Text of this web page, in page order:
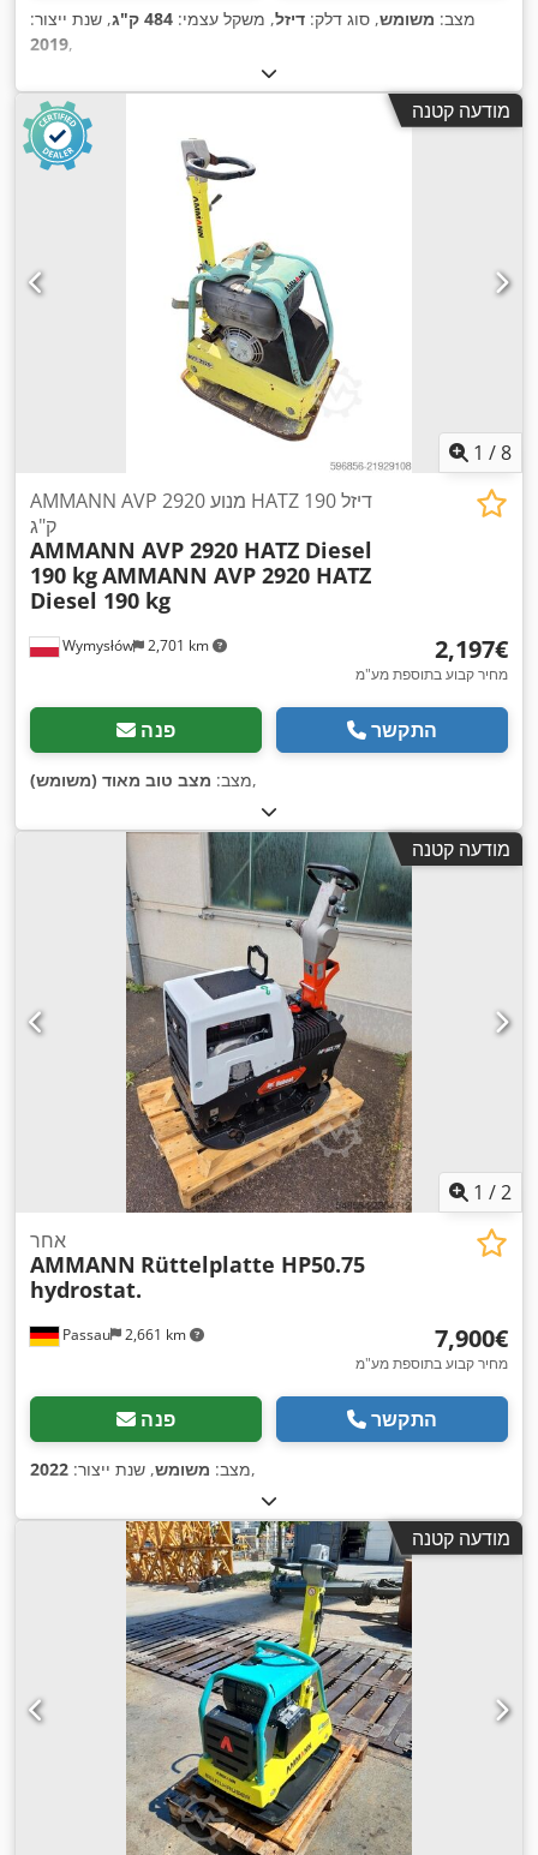
מצב: משומש, סוג דלק: דיזל, משקל עצמי: 484 ק"ג
, שנת ייצור:
2019,
מודעה קטנה
1 /8
Wymysłów 2,701 km
AMMANN AVP 2920 מנוע HATZ דיזל 190
ק"ג
AMMANN AVP 2920 HATZ Diesel
190 kgAMMANN AVP 2920 HATZ
Diesel 190 kg
‏2,197 ‏€
מחיר קבוע בתוספת מע"מ
פנה התקשר
מצב: מצב טוב מאוד (משומש) ,
מודעה קטנה
1 /2
Passau 2,661 km
אחר
AMMANN Rüttelplatte HP50.75
hydrostat.
‏7,900 ‏€
מחיר קבוע בתוספת מע"מ
פנה התקשר
מצב: משומש, שנת ייצור: 2022 ,
מודעה קטנה